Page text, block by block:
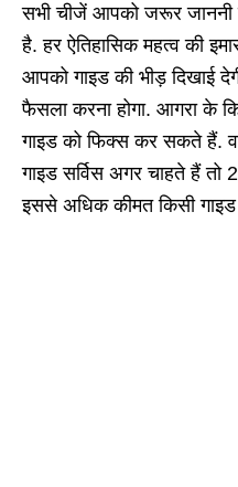
सभी चीजें आपको जरूर जाननी
है. हर ऐतिहासिक महत्व की
आपको गाइड की भीड़ दिखाई
फैसला करना होगा. आगरा के
गाइड को फिक्स कर सकते हैं.
गाइड सर्विस अगर चाहते हैं तो
इससे अधिक कीमत किसी